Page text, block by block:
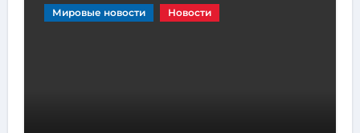
Мировые новости Новости